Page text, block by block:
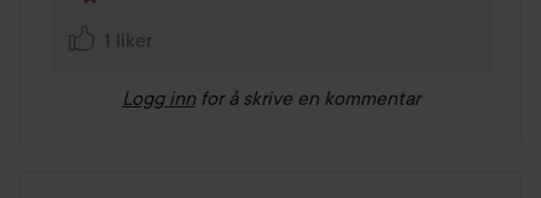
1 liker
Logg inn for å skrive en kommentar